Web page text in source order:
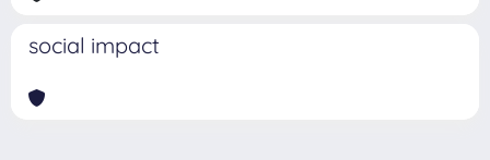
social impact